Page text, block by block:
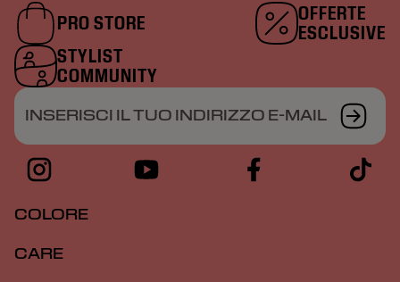
PRO STORE
OFFERTE
ESCLUSIVE
STYLIST
COMMUNITY
INSERISCI IL TUO INDIRIZZO E-MAIL
COLORE
CARE